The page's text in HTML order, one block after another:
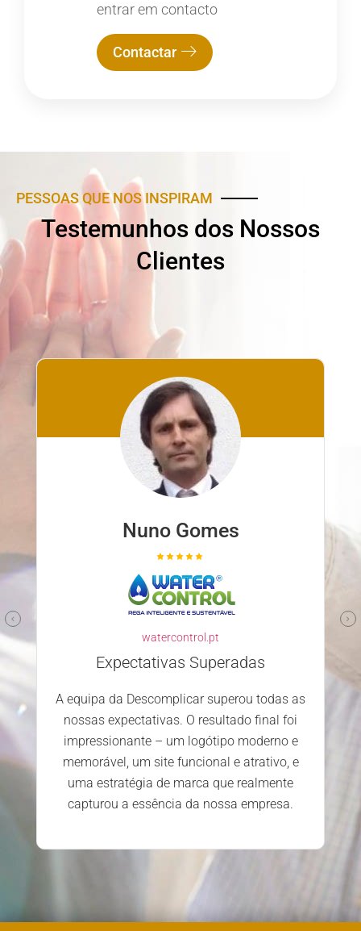
entrar em contacto
Contactar
PESSOAS QUE NOS INSPIRAM
Testemunhos dos Nossos
Clientes
Nuno Gomes
watercontrol.pt
Expectativas Superadas
A equipa da Descomplicar superou todas as
nossas expectativas. O resultado final foi
impressionante – um logótipo moderno e
memorável, um site funcional e atrativo, e
uma estratégia de marca que realmente
capturou a essência da nossa empresa.